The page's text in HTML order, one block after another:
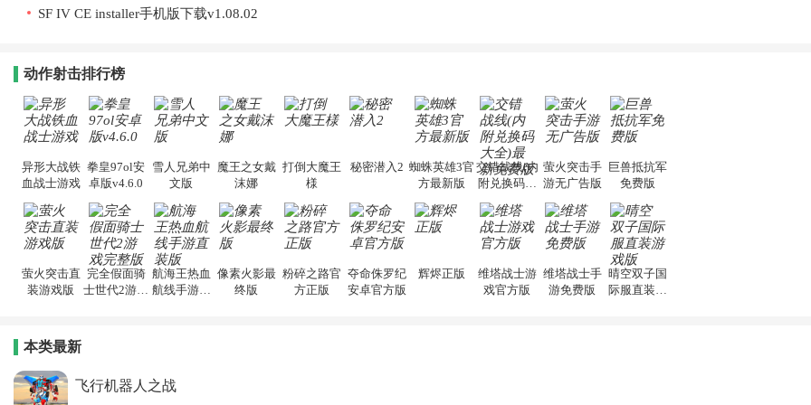
SF IV CE installer手机版下载v1.08.02
动作射击排行榜
异形大战铁
血战士游戏
拳皇97ol安
卓版v4.6.0
雪人兄弟中
文版
魔王之女戴
沫娜
打倒大魔王
様
秘密潜入2 蜘蛛英雄3官
方最新版
交错战线(内
附兑换码大
版
萤火突击手
游无广告版
巨兽抵抗军
免费版
萤火突击直
装游戏版
完全假面骑
士世代2游戏
航海王热血
航线手游直
像素火影最
终版
粉碎之路官
方正版
夺命侏罗纪
安卓官方版
辉烬正版
维塔战士游
戏官方版
维塔战士手
游免费版
晴空双子国
际服直装游
本类最新
飞行机器人之战